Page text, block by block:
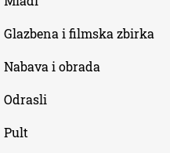
Glazbena i filmska zbirka
Nabava i obrada
Odrasli
Pult